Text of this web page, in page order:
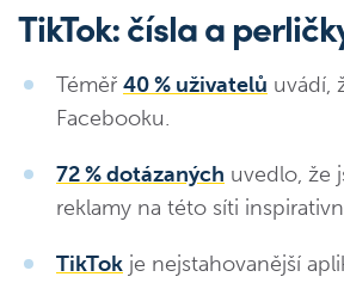
TikTok: čísla a
Téměř 40 % uživatelů uvádí,
Facebooku.
72 % dotázaných uvedlo, že
reklamy na této síti
TikTokje nejstahovanější